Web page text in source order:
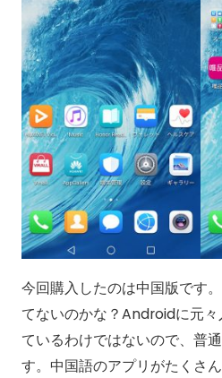
今回購入したのは中国版です
てないのかな？Androidに元
ているわけではないので、普
す。中国語のアプリがたくさ